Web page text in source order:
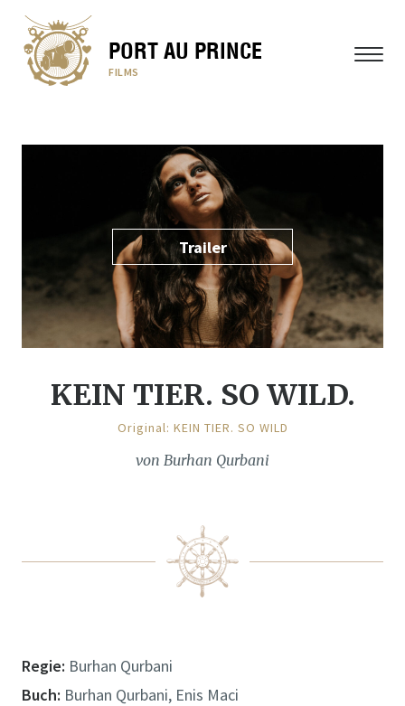
PORT AU PRINCE
FILMS
MENÜ
Trailer
KEIN TIER. SO WILD.
Original: KEIN TIER. SO WILD
von Burhan Qurbani
Regie: Burhan Qurbani
Buch: Burhan Qurbani, Enis Maci